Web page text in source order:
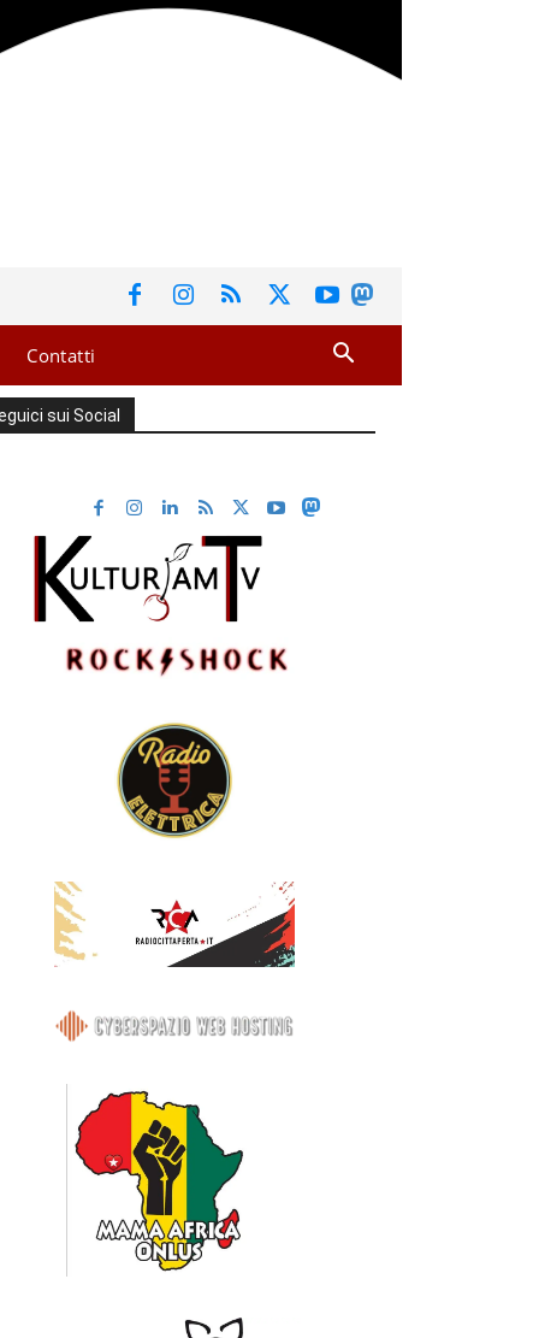
Contatti
sui Social